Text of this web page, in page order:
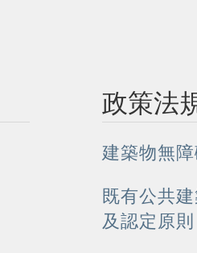
政策法
建築物無
既有公共
及認定原則